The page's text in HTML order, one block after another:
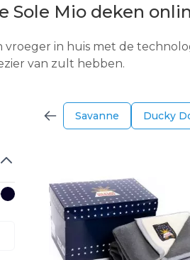
Sole Mio deken
in huis met de
van zult hebben.
Savanne Ducky